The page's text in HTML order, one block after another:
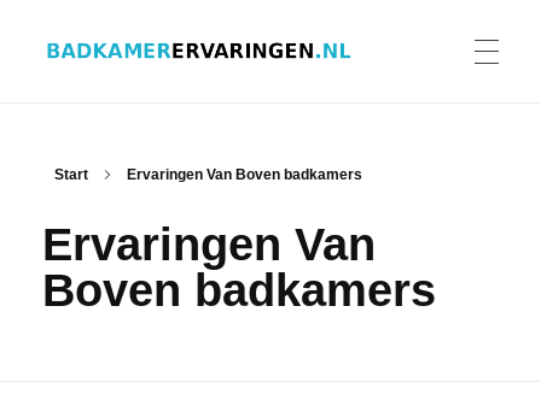
ERVARINGEN BADKAMERS
Start Ervaringen Van Boven badkamers
Ervaringen Van
Boven badkamers